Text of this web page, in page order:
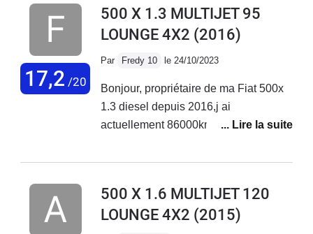
17,2 /20
500 X 1.3 MULTIJET 95
LOUNGE 4X2 (2016)
Par Fredy 10 le 24/10/2023
Bonjour, propriétaire de ma Fiat 500x
1.3 diesel depuis 2016,j ai
actuellement 86000km au compteur
Entretien courant effectué chez Fiat
polyvalent.
500 X 1.6 MULTIJET 120
LOUNGE 4X2 (2015)